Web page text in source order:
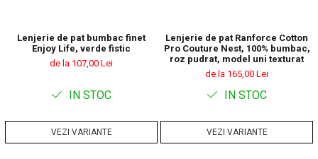
Lenjerie de pat bumbac finet
Enjoy Life, verde fistic
de la 107,00 Lei
IN STOC
VEZI VARIANTE
Lenjerie de pat Ranforce Cotton
Pro Couture Nest, 100% bumbac,
roz pudrat, model uni texturat
de la 165,00 Lei
IN STOC
VEZI VARIANTE